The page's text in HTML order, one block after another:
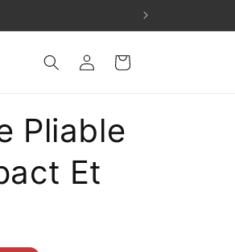
Connexion Panier
Pliable
Et